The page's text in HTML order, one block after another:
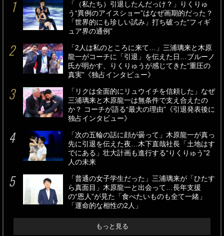
「（私たち）引退したんだっけ？」りくりゅ
う“異例のアイスショー”はなぜ画期的だった？
「世界的にも珍しい試み」打ち破った“フィギ
ュア界の通例”
「2人は私のところに来て…」三浦璃来と木原
龍一がコーチに「引退」を伝えた日…ブルーノ
氏が明かす、りくりゅうが感じてきた“重圧の
真実”《独占インタビュー》
「リクは全面的にリュウイチを信頼した」なぜ
三浦璃来と木原龍一は無条件で支え合えたの
か？ コーチが語る“最大の理由”《引退発表後に
独占インタビュー》
「次の五輪の話に顔が曇って」木原龍一が真っ
先に引退を伝えた夜…木下直哉社長「土地はす
でにある」壮大計画も進行する“りくりゅう”2
人の未来
「普通の女子学生だった」三浦璃来が「ひたす
ら真面目」木原龍一と出会って…長年支援
の“恩人”が見た「食べたいものも全て一緒」
「運命的な相性の2人」
もっと見る